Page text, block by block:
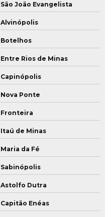
São João Evangelista
Alvinópolis
Botelhos
Entre Rios de Minas
Capinópolis
Nova Ponte
Fronteira
Itaú de Minas
Maria da Fé
Sabinópolis
Astolfo Dutra
Capitão Enéas